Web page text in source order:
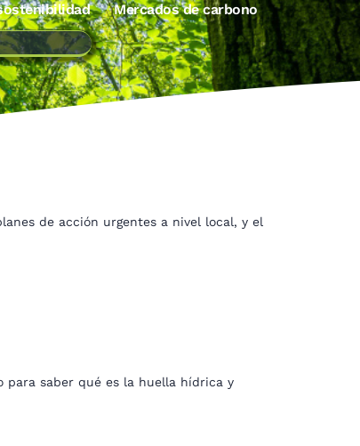
Mercados de carbono
de acción urgentes a nivel local, y el
para saber qué es la huella hídrica y